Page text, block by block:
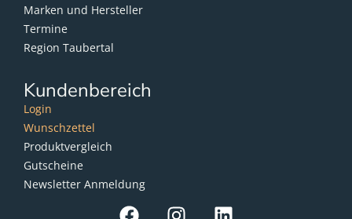
Marken und Hersteller
Termine
Region Taubertal
Kundenbereich
Login
Wunschzettel
Produktvergleich
Gutscheine
Newsletter Anmeldung